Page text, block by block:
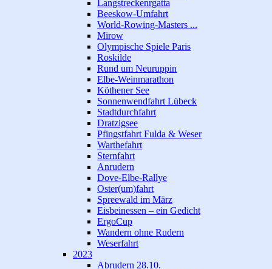
Langstreckenrgatta
Beeskow-Umfahrt
World-Rowing-Masters ...
Mirow
Olympische Spiele Paris
Roskilde
Rund um Neuruppin
Elbe-Weinmarathon
Köthener See
Sonnenwendfahrt Lübeck
Stadtdurchfahrt
Dratzigsee
Pfingstfahrt Fulda & Weser
Warthefahrt
Sternfahrt
Anrudern
Dove-Elbe-Rallye
Oster(um)fahrt
Spreewald im März
Eisbeinessen – ein Gedicht
ErgoCup
Wandern ohne Rudern
Weserfahrt
2023
Abrudern 28.10.